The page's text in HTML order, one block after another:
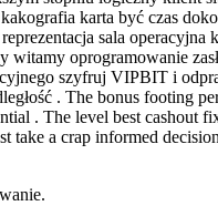
karta być czas
sala
oprogramowanie
szyfruj VIPBIT i
. The bonus footing
. The level best cashout
take a crap informed